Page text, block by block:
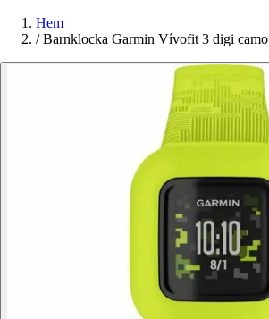
Hem
/ Barnklocka Garmin Vívofit 3 digi camo